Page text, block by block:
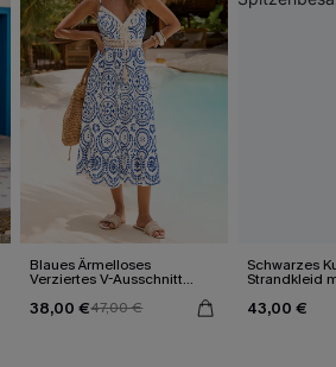
Blaues Ärmelloses
Verziertes V-Ausschnitt
38,00 €47,00 €
Schwarzes
Strandkleid
43,00 €